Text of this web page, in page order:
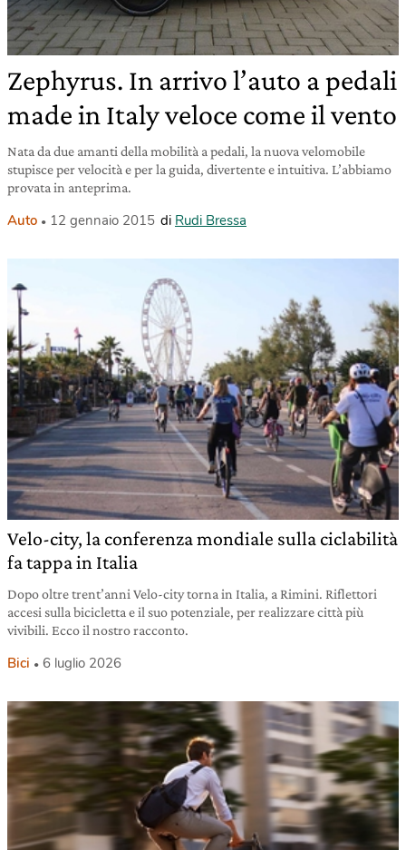
Zephyrus. In arrivo l’auto a pedali
made in Italy veloce come il vento
Nata da due amanti della mobilità a pedali, la nuova velomobile
stupisce per velocità e per la guida, divertente e intuitiva. L’abbiamo
provata in anteprima.
Auto 12 gennaio 2015 di Rudi Bressa
Velo-city, la conferenza mondiale sulla ciclabilità
fa tappa in Italia
Dopo oltre trent’anni Velo-city torna in Italia, a Rimini. Riflettori
accesi sulla bicicletta e il suo potenziale, per realizzare città più
vivibili. Ecco il nostro racconto.
Bici 6 luglio 2026